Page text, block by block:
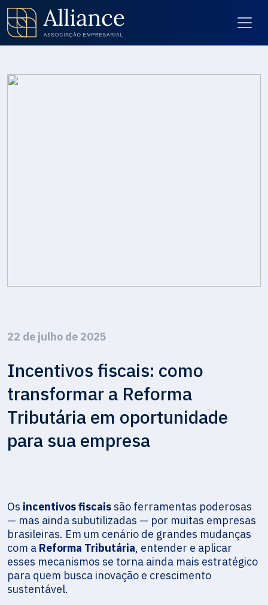
22 de julho de 2025
Incentivos fiscais: como
transformar a Reforma
Tributária em oportunidade
para sua empresa
Os incentivos fiscaissão ferramentas poderosas
— mas ainda subutilizadas — por muitas empresas
brasileiras. Em um cenário de grandes mudanças
com a Reforma Tributária, entender e aplicar
esses mecanismos se torna ainda mais estratégico
para quem busca inovação e crescimento
sustentável.